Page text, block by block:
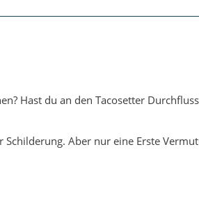
Hast du an den Tacosetter
Aber nur eine Erste